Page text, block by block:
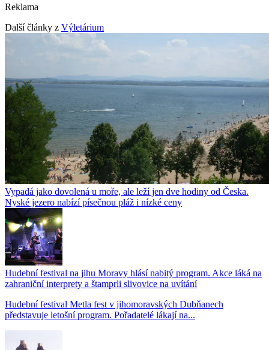
Reklama
Další články z Výletárium
Vypadá jako dovolená u moře, ale leží jen dve hodiny od Česka.
Nyské jezero nabízí písečnou pláž i nízké ceny
Hudební festival na jihu Moravy hlásí nabitý program. Akce láká na
zahraniční interprety a štamprli slivovice na uvítání
Hudební festival Metla fest v jihomoravských Dubňanech
představuje letošní program. Pořadatelé lákají na...